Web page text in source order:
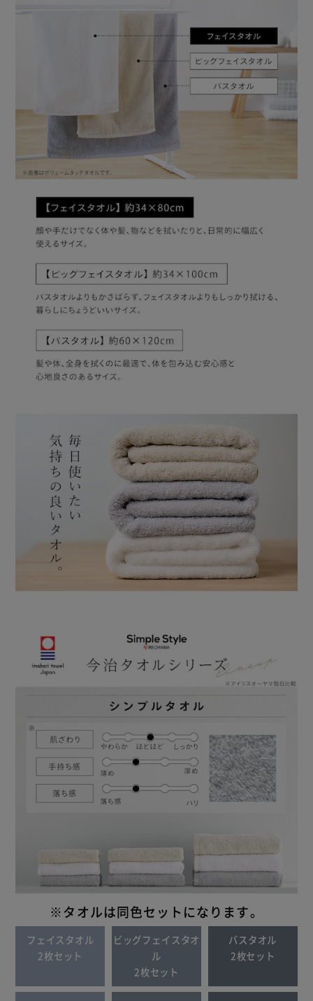
※タオルは同色セットになります。
フェイスタオル
2枚セット
ビッグフェイスタオ
ル
2枚セット
バスタオル
2枚セット